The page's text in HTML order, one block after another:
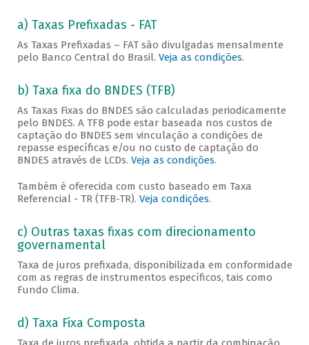
a) Taxas Prefixadas - FAT
As Taxas Prefixadas – FAT são divulgadas mensalmente
pelo Banco Central do Brasil. Veja as condições.
b) Taxa fixa do BNDES (TFB)
As Taxas Fixas do BNDES são calculadas periodicamente
pelo BNDES. A TFB pode estar baseada nos custos de
captação do BNDES sem vinculação a condições de
repasse específicas e/ou no custo de captação do
BNDES através de LCDs. Veja as condições.
Também é oferecida com custo baseado em Taxa
Referencial - TR (TFB-TR). Veja condições.
c) Outras taxas fixas com direcionamento
governamental
Taxa de juros prefixada, disponibilizada em conformidade
com as regras de instrumentos específicos, tais como
Fundo Clima.
d) Taxa Fixa Composta